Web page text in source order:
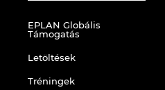
EPLAN Globális
Támogatás
Letöltések
Tréningek